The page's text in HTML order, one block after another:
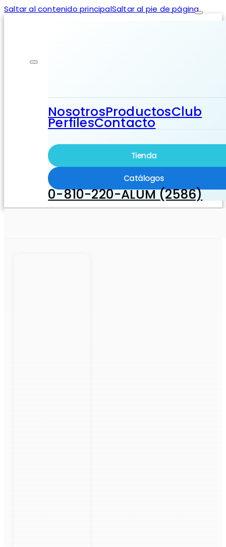
Saltar al contenido principalSaltar al pie de página
NosotrosProductosClub
PerfilesContacto
Tienda
Catálogos
0-810-220-ALUM (2586)